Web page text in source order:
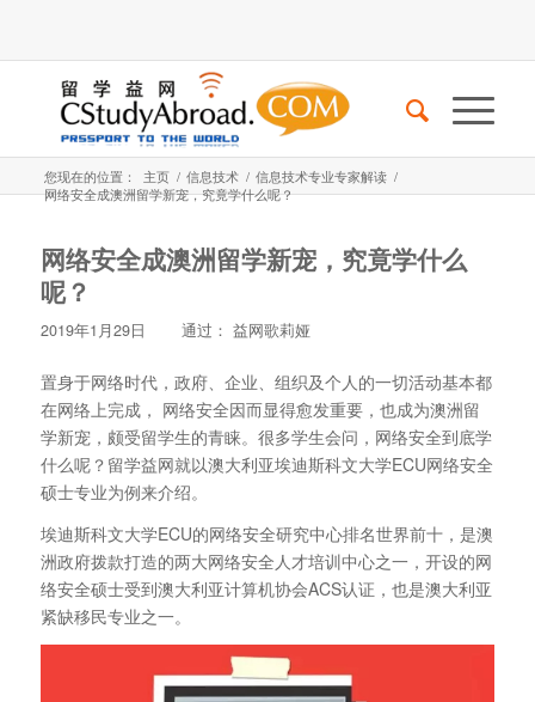
您现在的位置： 主页 / 信息技术 / 信息技术专业专家解读 /
网络安全成澳洲留学新宠，究竟学什么呢？
网络安全成澳洲留学新宠，究竟学什么
呢？
2019年1月29日 通过： 益网歌莉娅
置身于网络时代，政府、企业、组织及个人的一切活动基本都
在网络上完成， 网络安全因而显得愈发重要，也成为澳洲留
学新宠，颇受留学生的青睐。很多学生会问，网络安全到底学
什么呢？留学益网就以澳大利亚埃迪斯科文大学ECU网络安全
硕士专业为例来介绍。
埃迪斯科文大学ECU的网络安全研究中心排名世界前十，是澳
洲政府拨款打造的两大网络安全人才培训中心之一，开设的网
络安全硕士受到澳大利亚计算机协会ACS认证，也是澳大利亚
紧缺移民专业之一。